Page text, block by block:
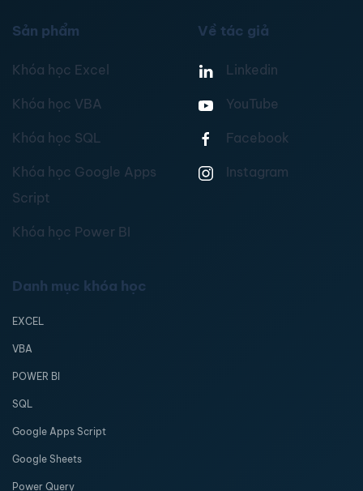
Sản phẩm
Khóa học Excel
Khóa học VBA
Khóa học SQL
Khóa học Google Apps
Script
Khóa học Power BI
Về tác giả
Linkedin
YouTube
Facebook
Instagram
Danh mục khóa học
EXCEL
VBA
POWER BI
SQL
Google Apps Script
Google Sheets
Power Query